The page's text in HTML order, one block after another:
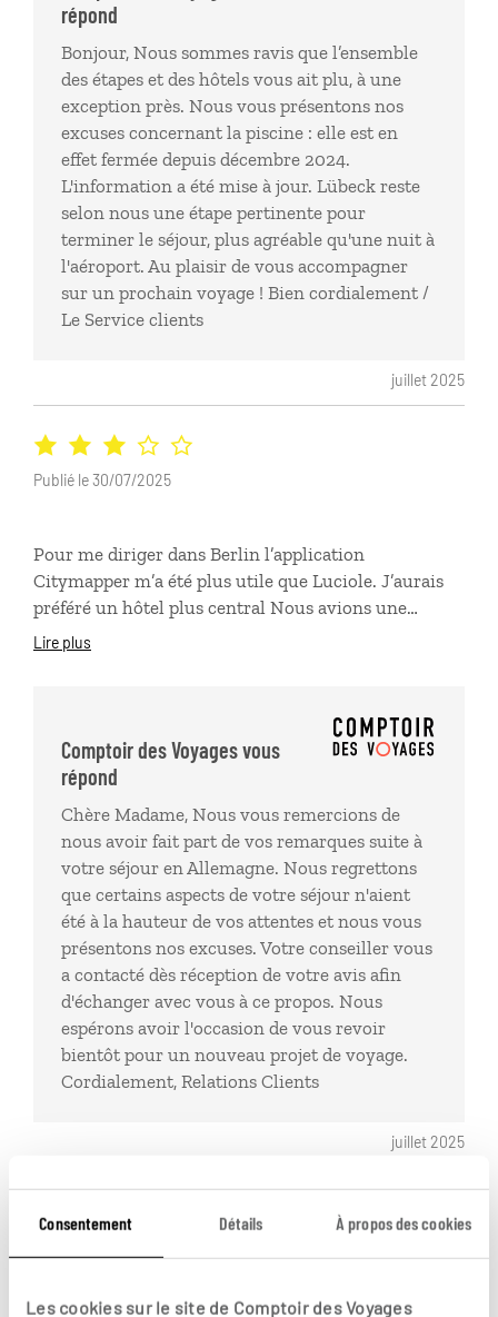
Consentement Détails À propos des cookies
Les cookies sur le site de Comptoir des Voyages
juillet 2025
répond
Bonjour, Nous sommes ravis que l’ensemble
des étapes et des hôtels vous ait plu, à une
exception près. Nous vous présentons nos
excuses concernant la piscine : elle est en
effet fermée depuis décembre 2024.
L'information a été mise à jour. Lübeck reste
selon nous une étape pertinente pour
terminer le séjour, plus agréable qu'une nuit à
l'aéroport. Au plaisir de vous accompagner
sur un prochain voyage ! Bien cordialement /
Le Service clients
Pour me diriger dans Berlin l’application
Citymapper m’a été plus utile que Luciole. J’aurais
préféré un hôtel plus central Nous avions une
grande chambre bruyante parce que au dessus d’un
Lire plus
juillet 2025
Publié le 30/07/2025
Comptoir des Voyages vous
répond
Chère Madame, Nous vous remercions de
nous avoir fait part de vos remarques suite à
votre séjour en Allemagne. Nous regrettons
que certains aspects de votre séjour n'aient
été à la hauteur de vos attentes et nous vous
présentons nos excuses. Votre conseiller vous
a contacté dès réception de votre avis afin
d'échanger avec vous à ce propos. Nous
espérons avoir l'occasion de vous revoir
bientôt pour un nouveau projet de voyage.
Cordialement, Relations Clients